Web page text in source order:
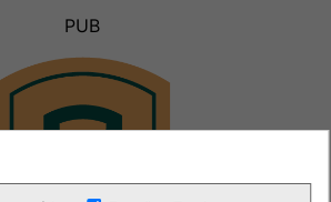
PUB